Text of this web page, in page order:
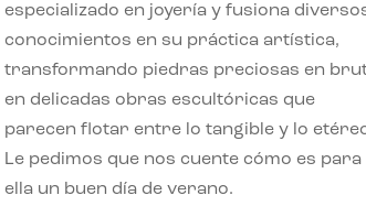
especializado en joyería y fusiona
conocimientos en su práctica artística,
transformando piedras preciosas en
en delicadas obras escultóricas que
parecen flotar entre lo tangible y lo
Le pedimos que nos cuente cómo es para
ella un buen día de verano.